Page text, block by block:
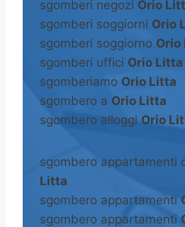
sgomberi negozi Orio
sgomberi soggiorni Orio
sgomberi soggiorno Orio
sgomberi uffici Orio Litta
sgomberiamo Orio Litta
sgombero a Orio Litta
sgombero alloggi Orio
sgombero appartamenti
Litta
sgombero appartamenti
sgombero appartamenti